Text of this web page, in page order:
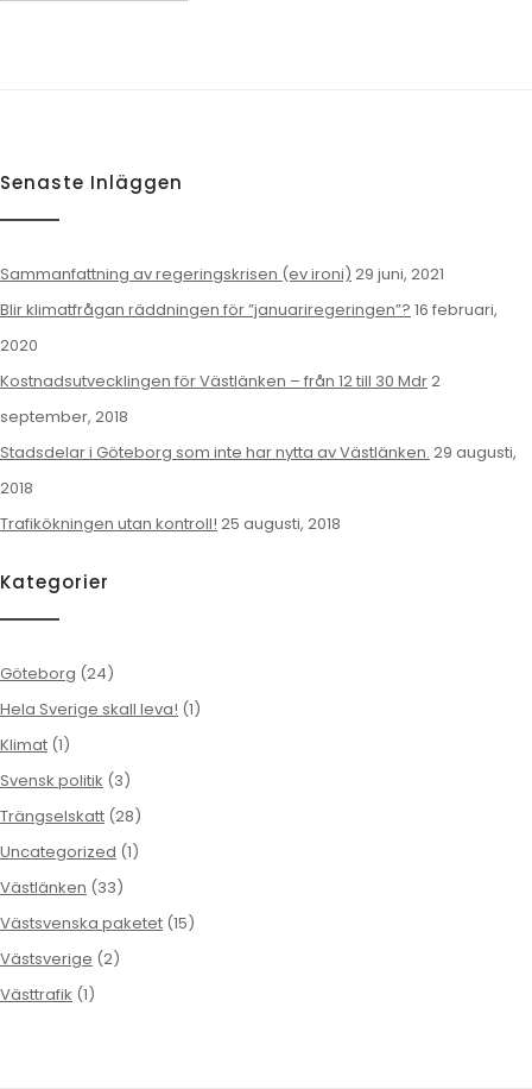
Senaste Inläggen
Sammanfattning av regeringskrisen (ev ironi) 29 juni, 2021
Blir klimatfrågan räddningen för ”januariregeringen”? 16 februari,
2020
Kostnadsutvecklingen för Västlänken – från 12 till 30 Mdr2
september, 2018
Stadsdelar i Göteborg som inte har nytta av Västlänken. 29 augusti,
2018
Trafikökningen utan kontroll! 25 augusti, 2018
Kategorier
Göteborg (24)
Hela Sverige skall leva! (1)
Klimat (1)
Svensk politik (3)
Trängselskatt (28)
Uncategorized (1)
Västlänken (33)
Västsvenska paketet (15)
Västsverige (2)
Västtrafik (1)